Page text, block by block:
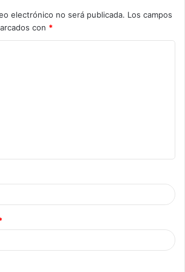
electrónico no será publicada. Los campos
con *